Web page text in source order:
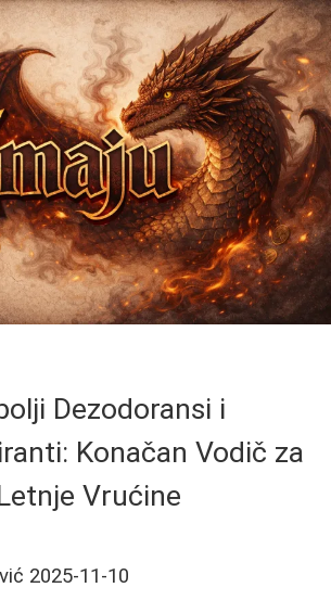
Dezodoransi i
Konačan Vodič za
Vrućine
2025-11-10